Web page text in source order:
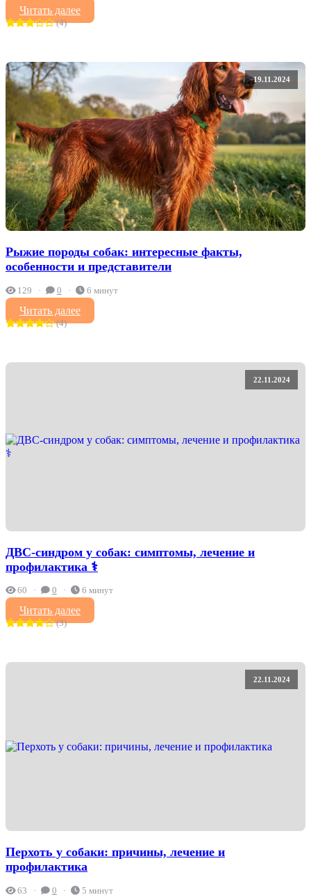
Читать далее
(4)
19.11.2024
Рыжие породы собак: интересные факты,
особенности и представители
129 0 6 минут
Читать далее
(4)
22.11.2024
ДВС-синдром у собак: симптомы, лечение и
профилактика ⚕️
60 0 6 минут
Читать далее
(3)
22.11.2024
Перхоть у собаки: причины, лечение и
профилактика
63 0 5 минут